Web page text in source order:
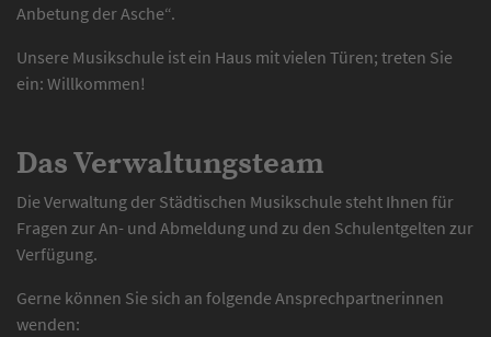
Anbetung der Asche“.
Unsere Musikschule ist ein Haus mit vielen Türen; treten Sie
ein: Willkommen!
Das Verwaltungsteam
Die Verwaltung der Städtischen Musikschule steht Ihnen für
Fragen zur An- und Abmeldung und zu den Schulentgelten zur
Verfügung.
Gerne können Sie sich an folgende Ansprechpartnerinnen
wenden: